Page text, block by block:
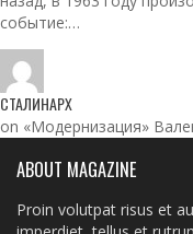
событие:…
СТАЛИНАРХ
on «Модернизация»
ABOUT MAGAZINE
Proin volutpat risus et